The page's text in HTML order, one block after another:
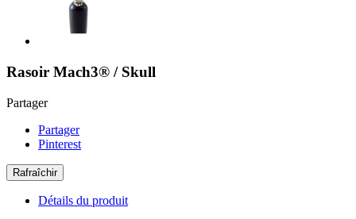
Rasoir Mach3® / Skull
Partager
Partager
Pinterest
Détails du produit